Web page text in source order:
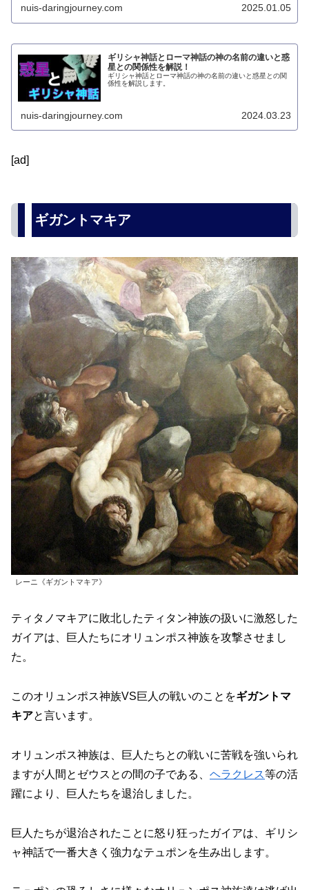
nuis-daringjourney.com 2025.01.05
ギリシャ神話とローマ神話の神の名前の違いと惑
星との関係性を解説！
ギリシャ神話とローマ神話の神の名前の違いと惑星との関
係性を解説します。
nuis-daringjourney.com 2024.03.23
[ad]
ギガントマキア
レーニ《ギガントマキア》
ティタノマキアに敗北したティタン神族の扱いに激怒した
ガイアは、巨人たちにオリュンポス神族を攻撃させまし
た。
このオリュンポス神族VS巨人の戦いのことをギガントマ
キアと言います。
オリュンポス神族は、巨人たちとの戦いに苦戦を強いられ
ますが人間とゼウスとの間の子である、 ヘラクレス等の活
躍により、巨人たちを退治しました。
巨人たちが退治されたことに怒り狂ったガイアは、ギリシ
ャ神話で一番大きく強力なテュポンを生み出します。